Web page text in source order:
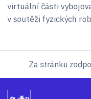
virtuální části
v soutěži fyzických
Za stránku